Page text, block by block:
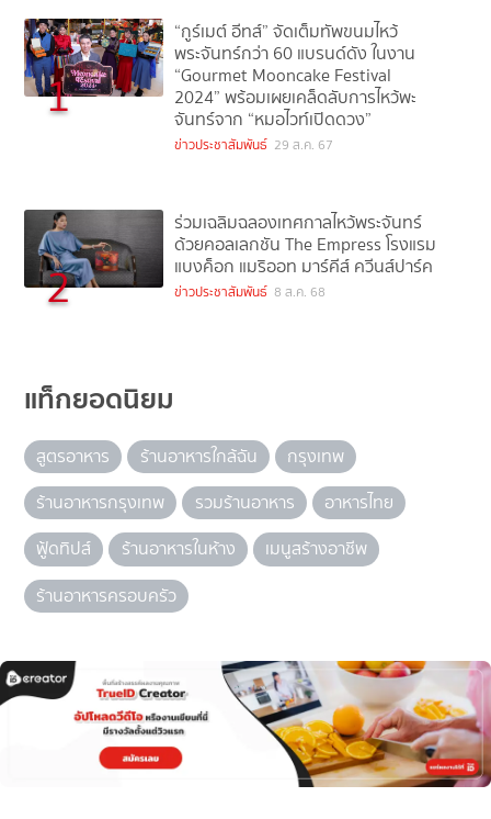
1
“กูร์เมต์ อีทส์” จัดเต็มทัพขนมไหว้
พระจันทร์กว่า 60 แบรนด์ดัง ในงาน
“Gourmet Mooncake Festival
2024” พร้อมเผยเคล็ดลับการไหว้พะ
จันทร์จาก “หมอไวท์เปิดดวง”
ข่าวประชาสัมพันธ์ 29 ส.ค. 67
2
ร่วมเฉลิมฉลองเทศกาลไหว้พระจันทร์
ด้วยคอลเลกชัน The Empress โรงแรม
แบงค็อก แมริออท มาร์คีส์ ควีนส์ปาร์ค
ข่าวประชาสัมพันธ์ 8 ส.ค. 68
แท็กยอดนิยม
สูตรอาหาร ร้านอาหารใกล้ฉัน
กรุงเทพ
ร้านอาหารกรุงเทพ
รวมร้านอาหาร
อาหารไทย
ฟู้ดทิปส์
ร้านอาหารในห้าง
เมนูสร้างอาชีพ
ร้านอาหารครอบครัว